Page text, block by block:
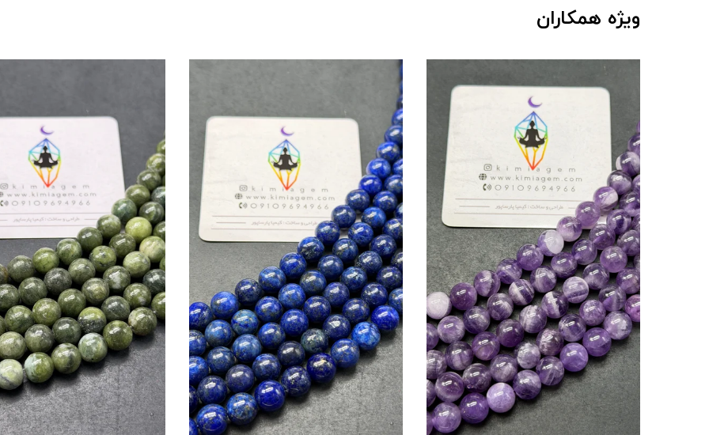
ویژه همکاران